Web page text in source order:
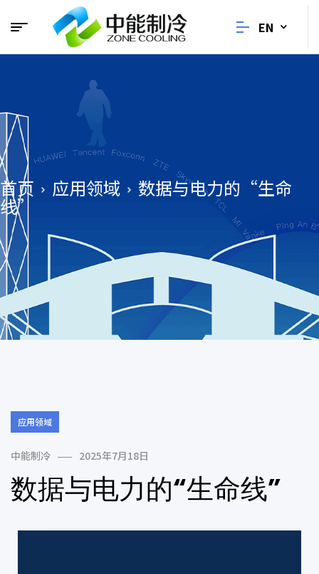
EN
首页 应用领域 数据与电力的“生命
线”
应用领域
中能制冷 2025年7月18日
数据与电力的“生命线”